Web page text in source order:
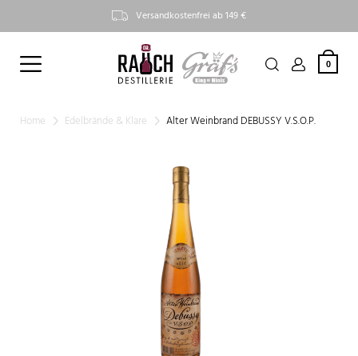
Versandkostenfrei ab 149 €
0
Home Edelbrände & Klare Alter Weinbrand DEBUSSY V.S.O.P.